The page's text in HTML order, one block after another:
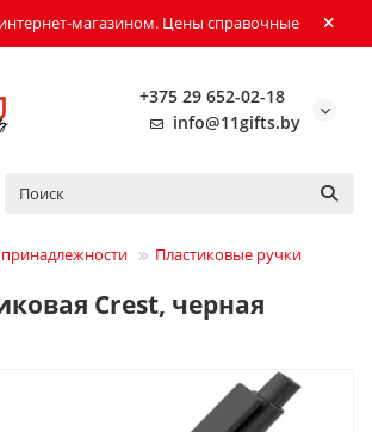
интернет-магазином. Цены справочные
+375 29 652-02-18
info@11gifts.by
Пластиковые ручки
Crest, черная